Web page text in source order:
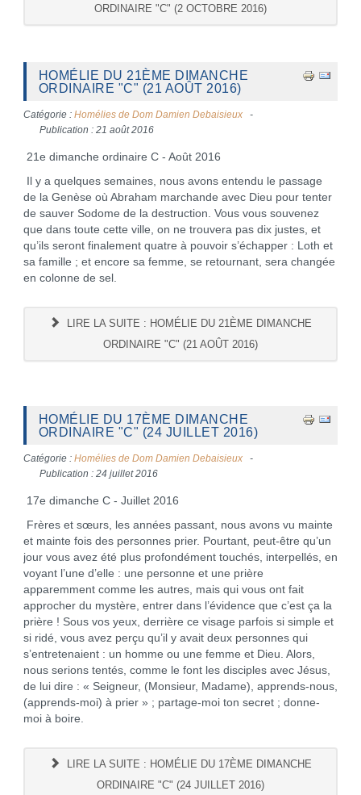
ORDINAIRE "C" (2 OCTOBRE 2016)
HOMÉLIE DU 21ÈME DIMANCHE
ORDINAIRE "C" (21 AOÛT 2016)
Catégorie : Homélies de Dom Damien Debaisieux
Publication : 21 août 2016
21e dimanche ordinaire C - Août 2016
Il y a quelques semaines, nous avons entendu le passage
de la Genèse où Abraham marchande avec Dieu pour tenter
de sauver Sodome de la destruction. Vous vous souvenez
que dans toute cette ville, on ne trouvera pas dix justes, et
qu’ils seront finalement quatre à pouvoir s’échapper : Loth et
sa famille ; et encore sa femme, se retournant, sera changée
en colonne de sel.
LIRE LA SUITE : HOMÉLIE DU 21ÈME DIMANCHE
ORDINAIRE "C" (21 AOÛT 2016)
HOMÉLIE DU 17ÈME DIMANCHE
ORDINAIRE "C" (24 JUILLET 2016)
Catégorie : Homélies de Dom Damien Debaisieux
Publication : 24 juillet 2016
17e dimanche C - Juillet 2016
Frères et sœurs, les années passant, nous avons vu mainte
et mainte fois des personnes prier. Pourtant, peut-être qu’un
jour vous avez été plus profondément touchés, interpellés, en
voyant l’une d’elle : une personne et une prière
apparemment comme les autres, mais qui vous ont fait
approcher du mystère, entrer dans l’évidence que c’est ça la
prière ! Sous vos yeux, derrière ce visage parfois si simple et
si ridé, vous avez perçu qu’il y avait deux personnes qui
s’entretenaient : un homme ou une femme et Dieu. Alors,
nous serions tentés, comme le font les disciples avec Jésus,
de lui dire : « Seigneur, (Monsieur, Madame), apprends-nous,
(apprends-moi) à prier » ; partage-moi ton secret ; donne-
moi à boire.
LIRE LA SUITE : HOMÉLIE DU 17ÈME DIMANCHE
ORDINAIRE "C" (24 JUILLET 2016)